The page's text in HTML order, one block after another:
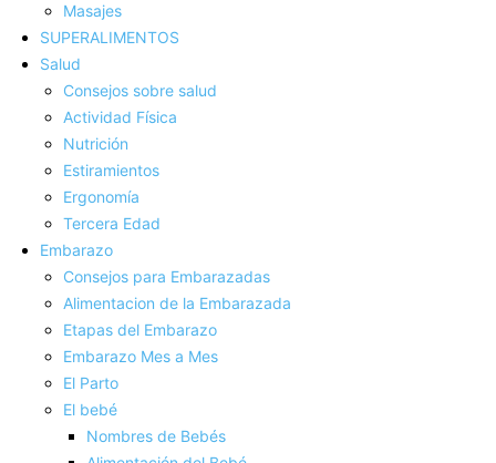
Masajes
SUPERALIMENTOS
Salud
Consejos sobre salud
Actividad Fí­sica
Nutrición
Estiramientos
Ergonomí­a
Tercera Edad
Embarazo
Consejos para Embarazadas
Alimentacion de la Embarazada
Etapas del Embarazo
Embarazo Mes a Mes
El Parto
El bebé
Nombres de Bebés